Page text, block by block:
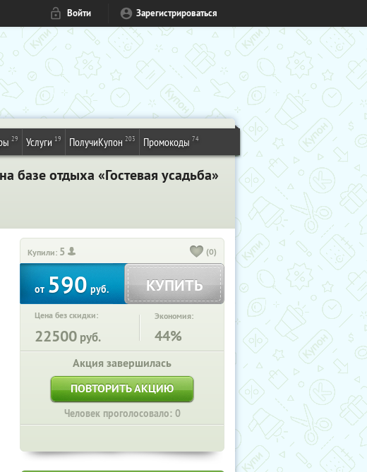
Войти Зарегистрироваться
29 Услуги 19 ПолучиКупон 203 Промокоды 74
базе отдыха «Гостевая усадьба»
Купили: 5 (0)
от590руб. КУПИТЬ
Цена без скидки:
22500 руб.
Экономия:
44%
Акция завершилась
ПОВТОРИТЬ АКЦИЮ
Человек проголосовало: 0